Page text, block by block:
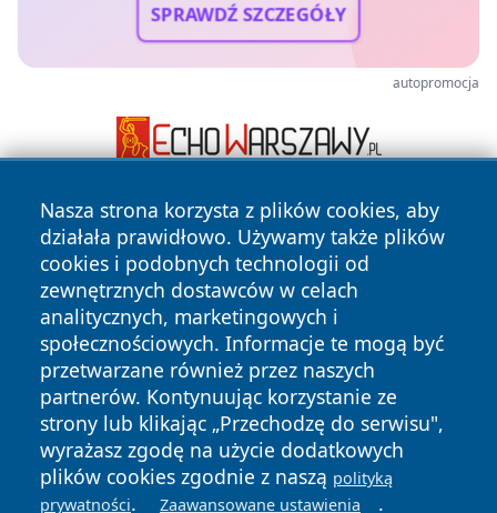
SPRAWDŹ SZCZEGÓŁY
autopromocja
Nasza strona korzysta z plików cookies, aby
działała prawidłowo. Używamy także plików
cookies i podobnych technologii od
zewnętrznych dostawców w celach
analitycznych, marketingowych i
społecznościowych. Informacje te mogą być
przetwarzane również przez naszych
partnerów. Kontynuując korzystanie ze
strony lub klikając „Przechodzę do serwisu",
wyrażasz zgodę na użycie dodatkowych
plików cookies zgodnie z naszą polityką
prywatności. Zaawansowane ustawienia .
Copyright © 2026 stargardlokalnie.pl Wszystkie prawa
zastrzeżone.
News Autorzy
Polityka
Prywatności
Polityka
Cookies